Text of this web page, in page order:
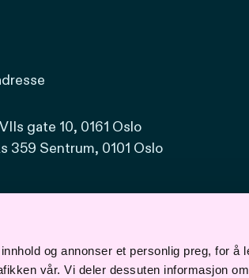
og annonser et personlig preg, for å
vår. Vi deler dessuten informasjon
gate 10, 0161 Oslo
359 Sentrum, 0101 Oslo
39, 5014 Bergen